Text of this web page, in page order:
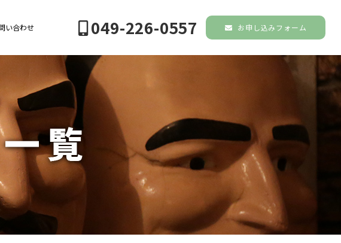
い合わせ 049-226-0557 お申し込みフォーム